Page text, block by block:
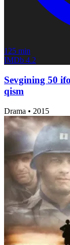
125 min
IMDb 4.2
Sevgining 50
qism
Drama • 2015